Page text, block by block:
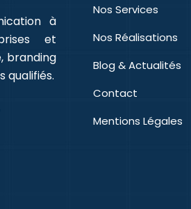
à
et
branding
qualifiés.
Nos Services
Nos Réalisations
Blog & Actualités
Contact
Mentions Légales